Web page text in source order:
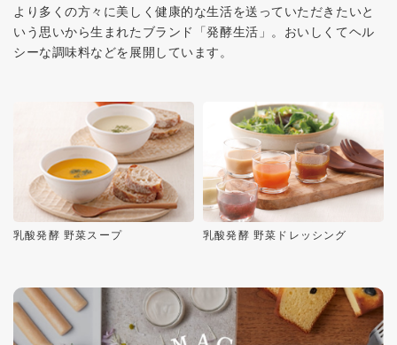
より多くの方々に美しく健康的な生活を送っていただきたいと
いう思いから生まれたブランド「発酵生活」。おいしくてヘル
シーな調味料などを展開しています。
乳酸発酵 野菜スープ 乳酸発酵 野菜ドレッシング